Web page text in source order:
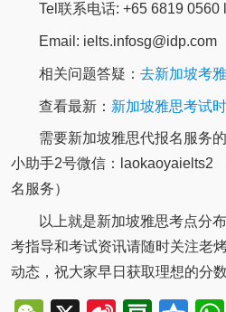
Tel联系电话: +65 6819 0560
Email: ielts.infosg@idp.com
相关问题答疑： 去新加坡考
查看最新： 新加坡雅思考试
需要新加坡雅思代报名服务
小助手2号微信：laokaoyaielts2
名服务）
以上就是新加坡雅思考点分
考指导和考试资讯请随时关注老
动态，祝大家早日获取理想的分数